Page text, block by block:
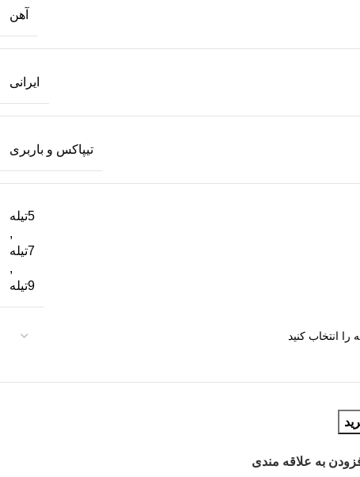
آهن
ایرانی
تیپاکس و باربری
5تیله
,
7تیله
,
9تیله
به علاقه مندی